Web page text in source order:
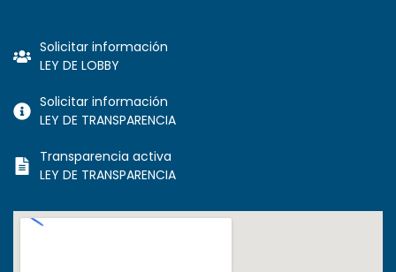
Solicitar información
LEY DE LOBBY
Solicitar información
LEY DE TRANSPARENCIA
Transparencia activa
LEY DE TRANSPARENCIA